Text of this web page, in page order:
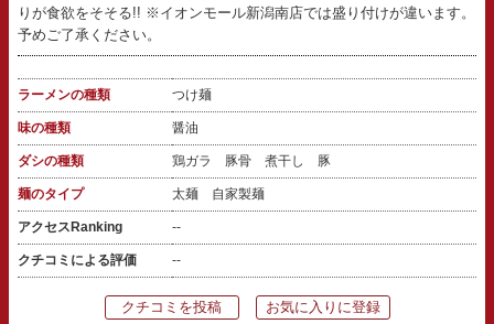
りが食欲をそそる!! ※イオンモール新潟南店では盛り付けが違います。
予めご了承ください。
ラーメンの種類 つけ麺
味の種類 醤油
ダシの種類 鶏ガラ 豚骨 煮干し 豚
麺のタイプ 太麺 自家製麺
アクセスRanking --
クチコミによる評価 --
クチコミを投稿 お気に入りに登録